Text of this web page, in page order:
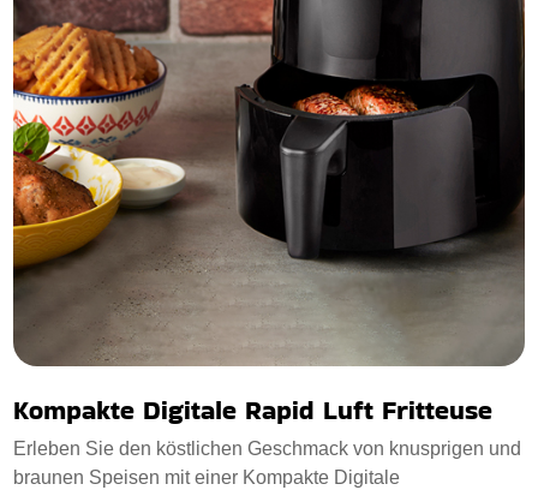
Kompakte Digitale Rapid Luft Fritteuse
Erleben Sie den köstlichen Geschmack von knusprigen und
braunen Speisen mit einer Kompakte Digitale